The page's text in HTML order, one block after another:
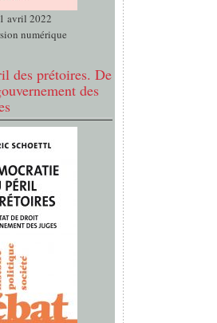
avril 2022
numérique
des prétoires. De
des